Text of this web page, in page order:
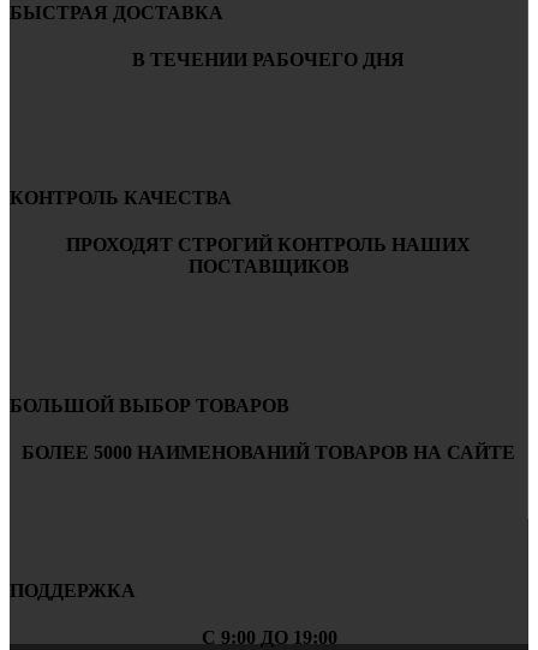
БЫСТРАЯ ДОСТАВКА
В ТЕЧЕНИИ РАБОЧЕГО ДНЯ
КОНТРОЛЬ КАЧЕСТВА
ПРОХОДЯТ СТРОГИЙ КОНТРОЛЬ НАШИХ
ПОСТАВЩИКОВ
БОЛЬШОЙ ВЫБОР ТОВАРОВ
БОЛЕЕ 5000 НАИМЕНОВАНИЙ ТОВАРОВ НА САЙТЕ
ПОДДЕРЖКА
С 9:00 ДО 19:00